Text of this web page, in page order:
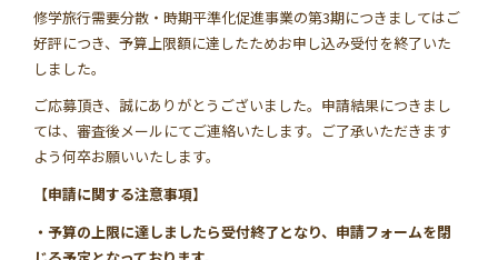
修学旅行需要分散・時期平準化促進事業の第3期につきましてはご
好評につき、予算上限額に達したためお申し込み受付を終了いた
しました。
ご応募頂き、誠にありがとうございました。申請結果につきまし
ては、審査後メールにてご連絡いたします。ご了承いただきます
よう何卒お願いいたします。
【申請に関する注意事項】
・予算の上限に達しましたら受付終了となり、申請フォームを閉